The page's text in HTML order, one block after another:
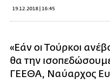
19.12.2018 | 16:45
«Εάν οι Τούρκοι
θα την
ΓΕΕΘΑ, Ναύαρχος